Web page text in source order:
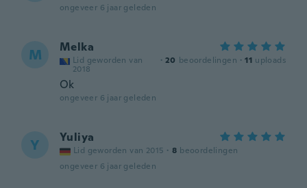
ongeveer 6 jaar geleden
M Melka
Lid geworden van
2018
· 20 beoordelingen · 11 uploads
Ok
ongeveer 6 jaar geleden
Y Yuliya
Lid geworden van 2015 · 8 beoordelingen
ongeveer 6 jaar geleden